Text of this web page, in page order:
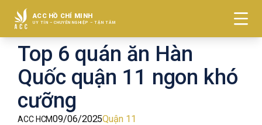
ACC HỒ CHÍ MINH
UY TÍN – CHUYÊN NGHIỆP – TẬN TÂM
VỀ CHÚNG TÔI
ĐẤT ĐAI
GIẢI QUYẾT TRANH CHẤP
Top 6 quán ăn Hàn
Quốc quận 11 ngon khó
cưỡng
ACC HCM09/06/2025Quận 11